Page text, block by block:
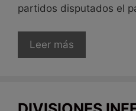
partidos disputados el
Leer más